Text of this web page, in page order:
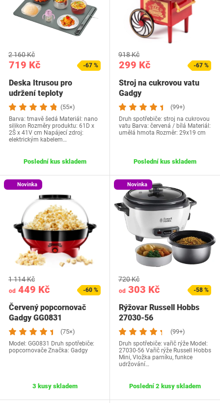
719 Kč
2 160 Kč
-67 %
Deska Itrusou pro
udržení teploty
(55×)
Barva: tmavě šedá Materiál: nano
silikon Rozměry produktu: 61D x
2Š x 41V cm Napájecí zdroj:
elektrickým kabelem…
Poslední kus skladem
299 Kč
918 Kč
-67 %
Stroj na cukrovou vatu
Gadgy
(99+)
Druh spotřebiče: stroj na cukrovou
vatu Barva: červená / bílá Materiál:
umělá hmota Rozměr: 29x19 cm
Poslední kus skladem
Novinka
od 449 Kč
1 114 Kč
-60 %
Červený popcornovač
Gadgy GG0831
(75×)
Model: ‎GG0831 Druh spotřebiče:
popcornovače Značka: Gadgy
3 kusy skladem
Novinka
od 303 Kč
720 Kč
-58 %
Rýžovar Russell Hobbs
27030-56
(99+)
Druh spotřebiče: vařič rýže Model:
27030-56 Vařič rýže Russell Hobbs
Mini, Vložka parníku, funkce
udržování…
Poslední 2 kusy skladem